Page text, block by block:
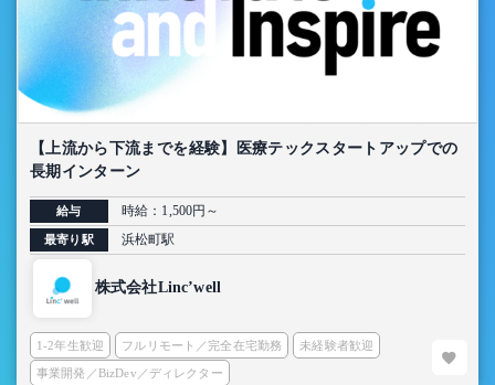
【上流から下流までを経験】医療テックスタートアップでの
長期インターン
給与 時給：1,500円～
最寄り駅 浜松町駅
株式会社Linc’well
1-2年生歓迎 フルリモート／完全在宅勤務 未経験者歓迎
事業開発／BizDev／ディレクター